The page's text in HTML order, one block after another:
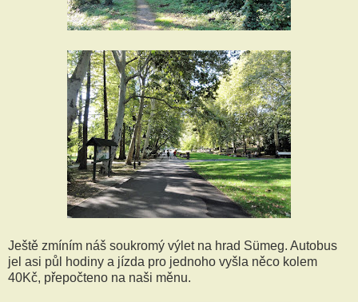
Ještě zmíním náš soukromý výlet na hrad Sümeg. Autobus
jel asi půl hodiny a jízda pro jednoho vyšla něco kolem
40Kč, přepočteno na naši měnu.